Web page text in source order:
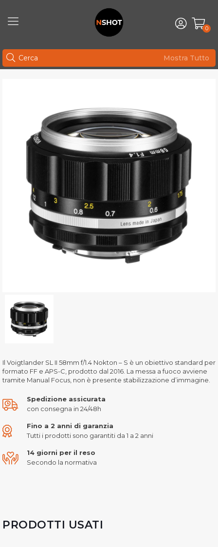
0
Mostra Tutto
Il Voigtlander SL II 58mm f/1.4 Nokton – S è un obiettivo standard per
formato FF e APS-C, prodotto dal 2016. La messa a fuoco avviene
tramite Manual Focus, non è presente stabilizzazione d’immagine.
Spedizione assicurata
con consegna in 24/48h
Fino a 2 anni di garanzia
Tutti i prodotti sono garantiti da 1 a 2 anni
14 giorni per il reso
Secondo la normativa
PRODOTTI USATI